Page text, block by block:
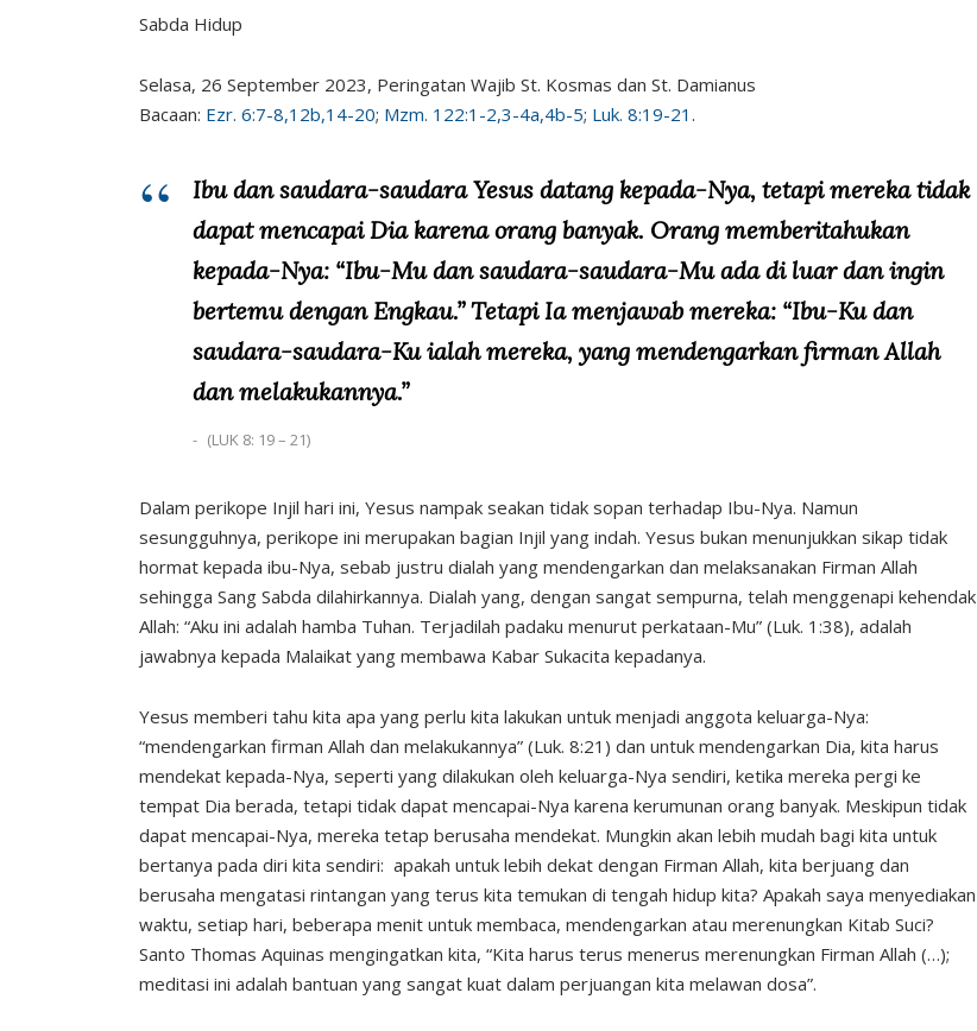
Sabda Hidup
Selasa, 26 September 2023, Peringatan Wajib St. Kosmas dan St. Damianus
Bacaan: Ezr. 6:7-8,12b,14-20; Mzm. 122:1-2,3-4a,4b-5; Luk. 8:19-21 .
Ibu dan saudara-saudara Yesus datang kepada-Nya, tetapi mereka tidak
dapat mencapai Dia karena orang banyak. Orang memberitahukan
kepada-Nya: “Ibu-Mu dan saudara-saudara-Mu ada di luar dan ingin
bertemu dengan Engkau.” Tetapi Ia menjawab mereka: “Ibu-Ku dan
saudara-saudara-Ku ialah mereka, yang mendengarkan firman Allah
dan melakukannya.”
(LUK 8: 19 – 21)
Dalam perikope Injil hari ini, Yesus nampak seakan tidak sopan terhadap Ibu-Nya. Namun
sesungguhnya, perikope ini merupakan bagian Injil yang indah. Yesus bukan menunjukkan sikap tidak
hormat kepada ibu-Nya, sebab justru dialah yang mendengarkan dan melaksanakan Firman Allah
sehingga Sang Sabda dilahirkannya. Dialah yang, dengan sangat sempurna, telah menggenapi kehendak
Allah: “Aku ini adalah hamba Tuhan. Terjadilah padaku menurut perkataan-Mu” (Luk. 1:38), adalah
jawabnya kepada Malaikat yang membawa Kabar Sukacita kepadanya.
Yesus memberi tahu kita apa yang perlu kita lakukan untuk menjadi anggota keluarga-Nya:
“mendengarkan firman Allah dan melakukannya” (Luk. 8:21) dan untuk mendengarkan Dia, kita harus
mendekat kepada-Nya, seperti yang dilakukan oleh keluarga-Nya sendiri, ketika mereka pergi ke
tempat Dia berada, tetapi tidak dapat mencapai-Nya karena kerumunan orang banyak. Meskipun tidak
dapat mencapai-Nya, mereka tetap berusaha mendekat. Mungkin akan lebih mudah bagi kita untuk
bertanya pada diri kita sendiri: apakah untuk lebih dekat dengan Firman Allah, kita berjuang dan
berusaha mengatasi rintangan yang terus kita temukan di tengah hidup kita? Apakah saya menyediakan
waktu, setiap hari, beberapa menit untuk membaca, mendengarkan atau merenungkan Kitab Suci?
Santo Thomas Aquinas mengingatkan kita, “Kita harus terus menerus merenungkan Firman Allah (…);
meditasi ini adalah bantuan yang sangat kuat dalam perjuangan kita melawan dosa”.